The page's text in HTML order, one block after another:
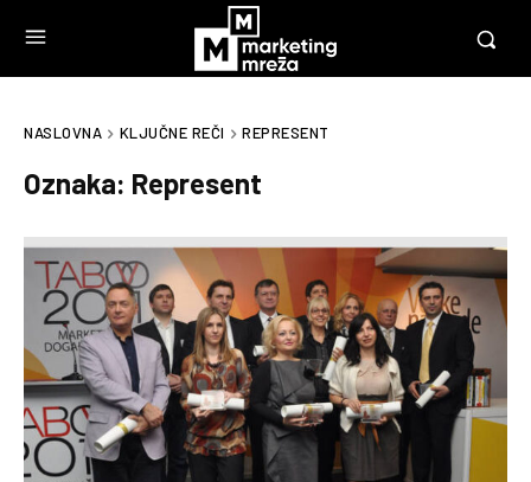
NASLOVNA KLJUČNE REČI REPRESENT
Oznaka: Represent